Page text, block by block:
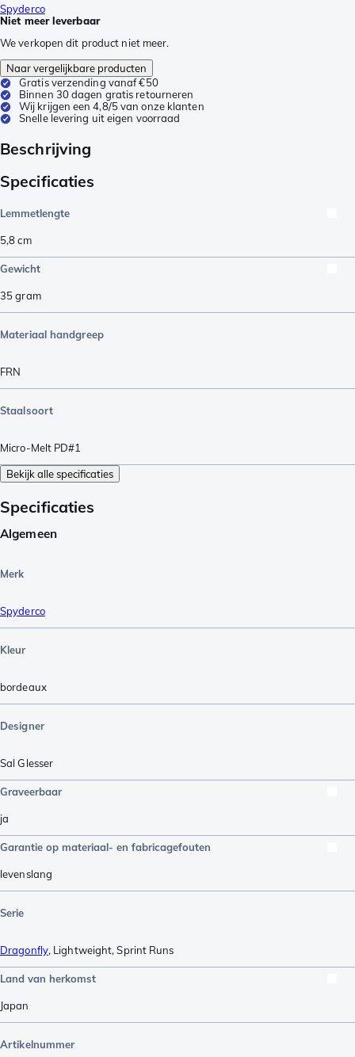
Spyderco
Niet meer leverbaar
We verkopen dit product niet meer.
Naar vergelijkbare producten
Gratis verzending vanaf €50
Binnen 30 dagen gratis retourneren
Wij krijgen een 4,8/5 van onze klanten
Snelle levering uit eigen voorraad
Beschrijving
Specificaties
Lemmetlengte
5,8cm
Gewicht
35gram
Materiaal handgreep
FRN
Staalsoort
Micro-Melt PD#1
Bekijk alle specificaties
Specificaties
Algemeen
Merk
Spyderco
Kleur
bordeaux
Designer
Sal Glesser
Graveerbaar
ja
Garantie op materiaal- en fabricagefouten
levenslang
Serie
Dragonfly, Lightweight,Sprint Runs
Land van herkomst
Japan
Artikelnummer